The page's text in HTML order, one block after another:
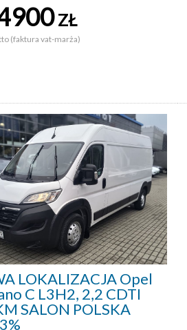
ZŁ
(faktura vat-marża)
LOKALIZACJA Opel
C L3H2, 2,2 CDTI
SALON POLSKA